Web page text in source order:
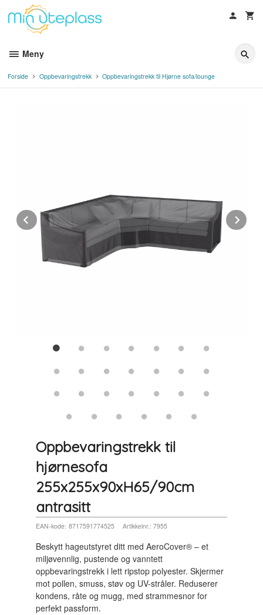
innholdet
Meny
Forside Oppbevaringstrekk Oppbevaringstrekk til Hjørne sofa/lounge
Prev
Oppbevaringstrekk til
hjørnesofa
255x255x90xH65/90cm
antrasitt
EAN-kode: 8717591774525 Artikkelnr.: 7955
Beskytt hageutstyret ditt med AeroCover® – et
miljøvennlig, pustende og vanntett
oppbevaringstrekk i lett ripstop polyester. Skjermer
mot pollen, smuss, støv og UV-stråler. Reduserer
kondens, råte og mugg, med strammesnor for
perfekt passform.